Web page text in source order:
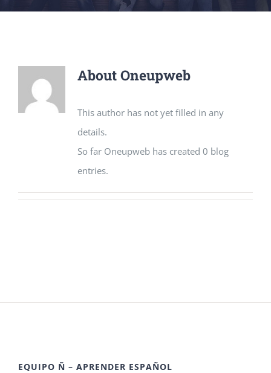
About Oneupweb
This author has not yet filled in any
details.
So far Oneupweb has created 0 blog
entries.
EQUIPO Ñ – APRENDER ESPAÑOL